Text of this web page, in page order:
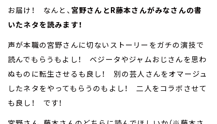
お届け！ なんと、 宮野さんとR藤本さんがみなさんの書
いたネタを読みます！
声が本職の宮野さんに切ないストーリーをガチの演技で
読んでもらうもよし！ ベジータやジャムおじさんを思わ
ぬものに転生させるも良し！ 別の芸人さんをオマージュ
したネタをやってもらうのもよし！ 二人をコラボさせて
も良し！ です！